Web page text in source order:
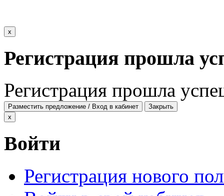
x
Регистрация прошла
Регистрация прошла
Разместить предложение / Вход в кабинет
Закрыть
x
Войти
Регистрация нового